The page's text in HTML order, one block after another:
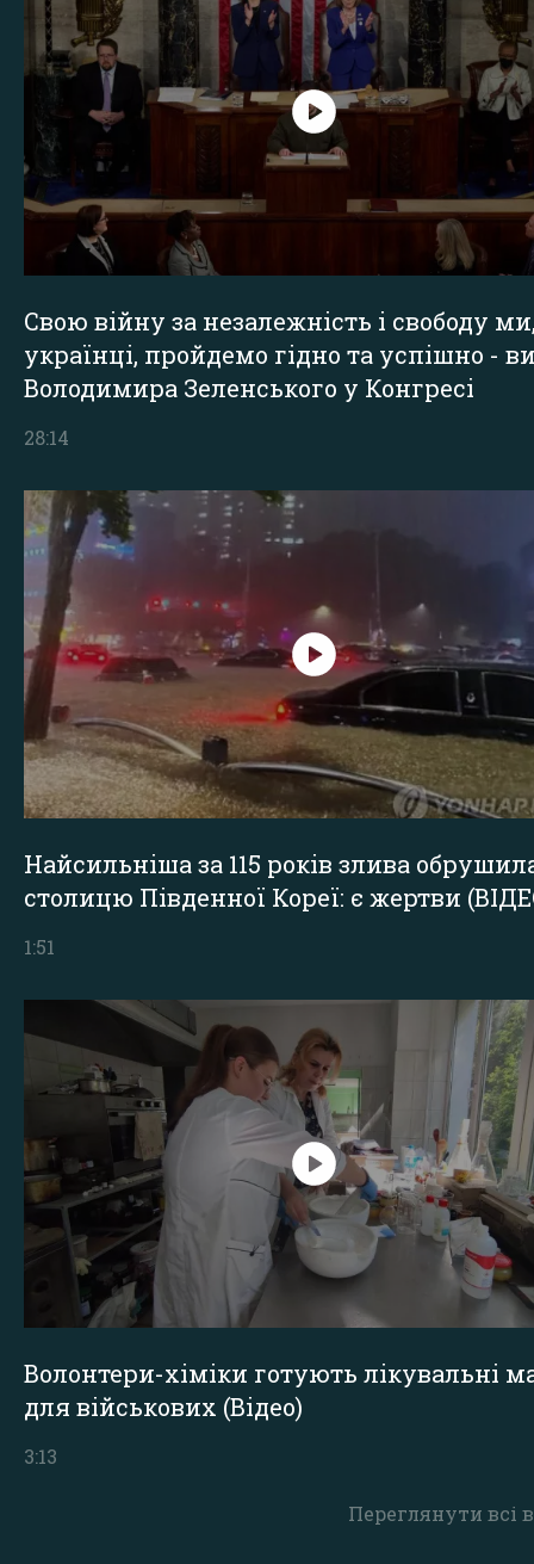
Переглянути всі
Свою війну за незалежність і свободу
українці, пройдемо гідно та успішно -
Володимира Зеленського у Конгресі
28:14
Найсильніша за 115 років злива
столицю Південної Кореї: є жертви
1:51
Волонтери-хіміки готують лікувальні
для військових (Відео)
3:13